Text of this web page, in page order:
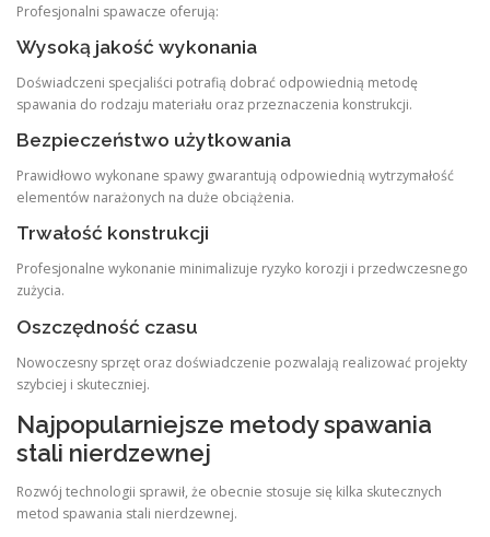
Profesjonalni spawacze oferują:
Wysoką jakość wykonania
Doświadczeni specjaliści potrafią dobrać odpowiednią metodę
spawania do rodzaju materiału oraz przeznaczenia konstrukcji.
Bezpieczeństwo użytkowania
Prawidłowo wykonane spawy gwarantują odpowiednią wytrzymałość
elementów narażonych na duże obciążenia.
Trwałość konstrukcji
Profesjonalne wykonanie minimalizuje ryzyko korozji i przedwczesnego
zużycia.
Oszczędność czasu
Nowoczesny sprzęt oraz doświadczenie pozwalają realizować projekty
szybciej i skuteczniej.
Najpopularniejsze metody spawania
stali nierdzewnej
Rozwój technologii sprawił, że obecnie stosuje się kilka skutecznych
metod spawania stali nierdzewnej.